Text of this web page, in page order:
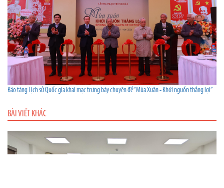
Bảo tàng Lịch sử Quốc gia khai mạc trưng bày chuyên đề “Mùa Xuân - Khởi nguồn thắng lợi”
BÀI VIẾT KHÁC